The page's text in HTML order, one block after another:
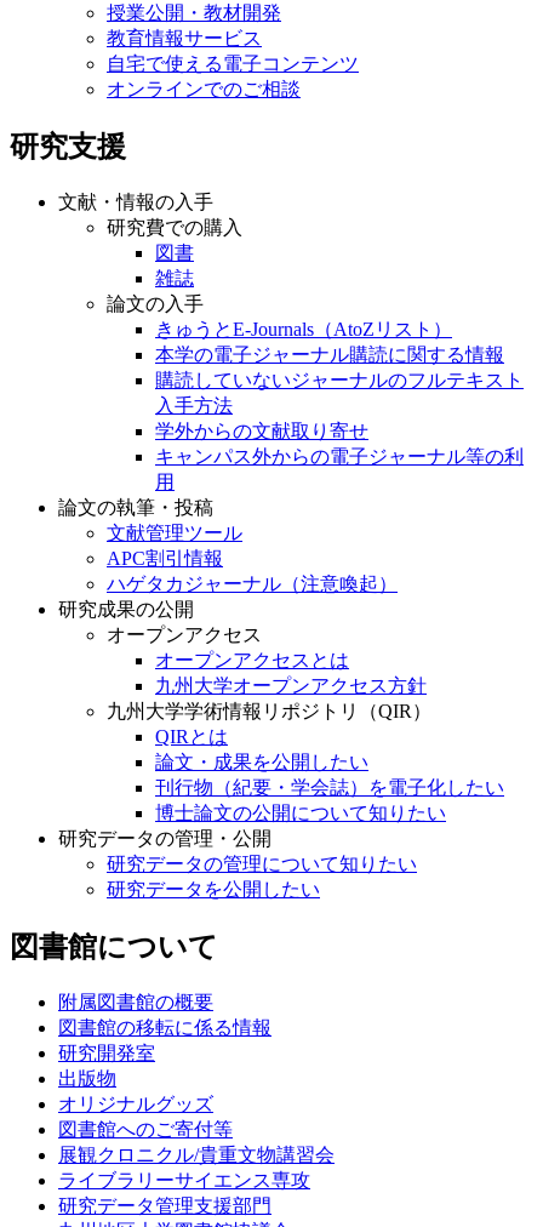
授業公開・教材開発
教育情報サービス
自宅で使える電子コンテンツ
オンラインでのご相談
研究支援
文献・情報の入手
研究費での購入
図書
雑誌
論文の入手
きゅうとE-Journals（AtoZリスト）
本学の電子ジャーナル購読に関する情報
購読していないジャーナルのフルテキスト
入手方法
学外からの文献取り寄せ
キャンパス外からの電子ジャーナル等の利
用
論文の執筆・投稿
文献管理ツール
APC割引情報
ハゲタカジャーナル（注意喚起）
研究成果の公開
オープンアクセス
オープンアクセスとは
九州大学オープンアクセス方針
九州大学学術情報リポジトリ（QIR）
QIRとは
論文・成果を公開したい
刊行物（紀要・学会誌）を電子化したい
博士論文の公開について知りたい
研究データの管理・公開
研究データの管理について知りたい
研究データを公開したい
図書館について
附属図書館の概要
図書館の移転に係る情報
研究開発室
出版物
オリジナルグッズ
図書館へのご寄付等
展観クロニクル/貴重文物講習会
ライブラリーサイエンス専攻
研究データ管理支援部門